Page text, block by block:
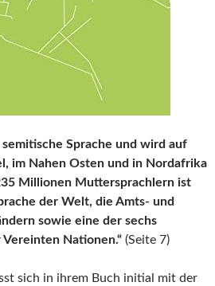
Sprache und wird auf
im Nahen Osten und in Nordafrika
Millionen Muttersprachlern ist
der Welt, die Amts- und
sowie eine der sechs
Nationen.“ (Seite 7)
sich in ihrem Buch initial mit der